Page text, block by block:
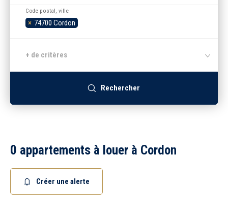
Nos agences
Recherche par ville
× 74700 Cordon
Code postal, ville
+ de critères
Rechercher
0 appartements à louer à Cordon
Créer une alerte